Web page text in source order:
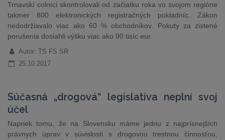
Trnavskí colníci skontrolovali od začiatku roka vo svojom regióne
takmer 800 elektronických registračných pokladníc. Zákon
nedodržiavalo viac ako 60 % obchodníkov. Pokuty za zistené
porušenia dosiahli výšku viac ako 90 tisíc eur.
Autor: TS FS SR
25.10.2017
Súčasná „drogová“ legislatíva neplní svoj
účel
​Napriek tomu, že na Slovensku máme jednu z najprísnejších
právnych úprav v súvislosti s drogovou trestnou činnosťou,